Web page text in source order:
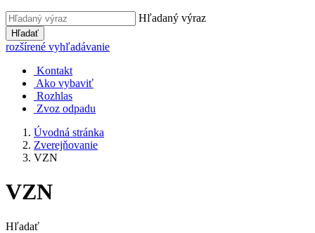
Hľadaný výraz
Hľadať
rozšírené vyhľadávanie
Kontakt
Ako vybaviť
Rozhlas
Zvoz odpadu
Úvodná stránka
Zverejňovanie
VZN
VZN
Hľadať